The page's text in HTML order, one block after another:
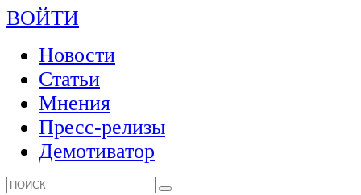
ВОЙТИ
Новости
Статьи
Мнения
Пресс-релизы
Демотиватор